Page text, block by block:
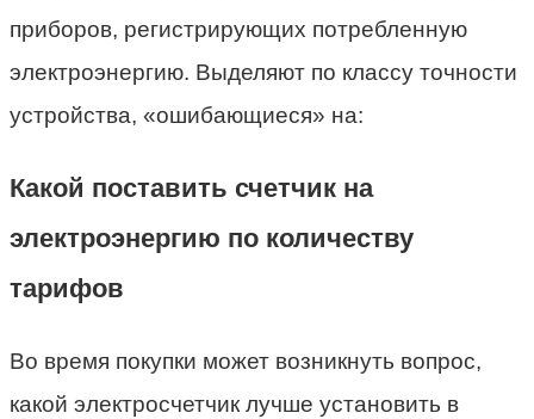
приборов, регистрирующих потребленную
электроэнергию. Выделяют по классу точности
устройства, «ошибающиеся» на:
Какой поставить счетчик на
электроэнергию по количеству
тарифов
Во время покупки может возникнуть вопрос,
какой электросчетчик лучше установить в